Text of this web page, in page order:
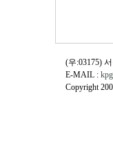
(우:03175)
E-MAIL :
Copyright